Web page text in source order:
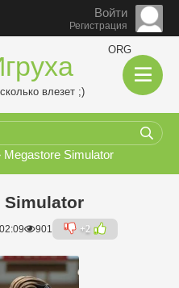
Войти
Регистрация
ORG
влезет ;)
Megastore Simulator
Simulator
901 +2